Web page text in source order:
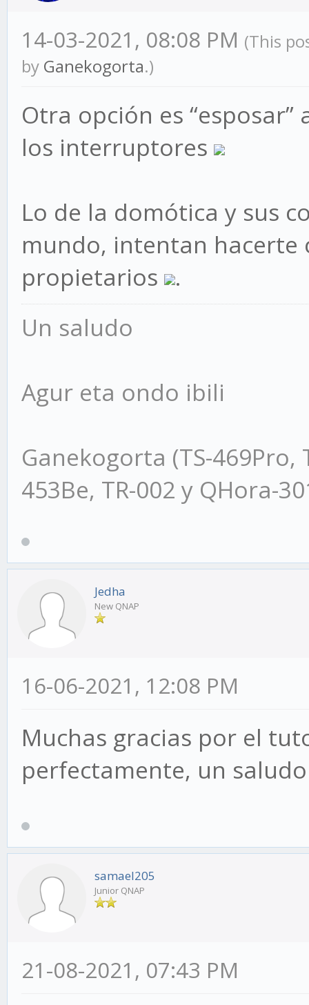
14-03-2021, 08:08 PM (This
by Ganekogorta.)
Otra opción es
los interruptores
Lo de la domótica y sus
mundo, intentan hacerte
propietarios
.
Un saludo
Agur eta ondo ibili
Ganekogorta (TS-469Pro,
453Be, TR-002 y QHora-
Jedha
New QNAP
16-06-2021, 12:08 PM
Muchas gracias por el
perfectamente, un saludo
samael205
Junior QNAP
21-08-2021, 07:43 PM